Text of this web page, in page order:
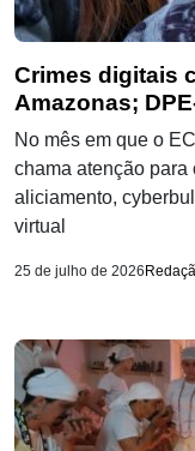
Crimes digitais
Amazonas;
No mês em que o
chama atenção para
aliciamento,
virtual
25 de julho de 2026